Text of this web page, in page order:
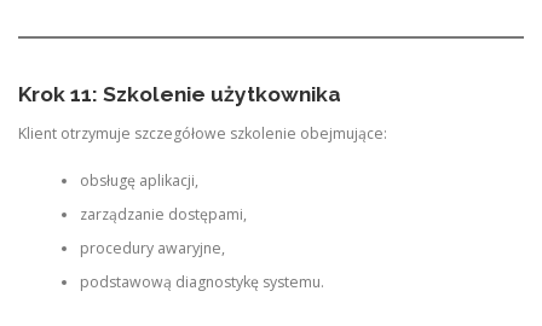
Krok 11: Szkolenie użytkownika
Klient otrzymuje szczegółowe szkolenie obejmujące:
obsługę aplikacji,
zarządzanie dostępami,
procedury awaryjne,
podstawową diagnostykę systemu.